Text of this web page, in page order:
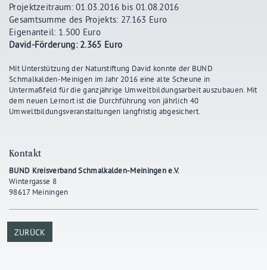
Projektzeitraum: 01.03.2016 bis 01.08.2016
Gesamtsumme des Projekts: 27.163 Euro
Eigenanteil: 1.500 Euro
David-Förderung: 2.365 Euro
Mit Unterstützung der Naturstiftung David konnte der BUND
Schmalkalden-Meinigen im Jahr 2016 eine alte Scheune in
Untermaßfeld für die ganzjährige Umweltbildungsarbeit auszubauen. Mit
dem neuen Lernort ist die Durchführung von jährlich 40
Umweltbildungsveranstaltungen langfristig abgesichert.
Kontakt
BUND Kreisverband Schmalkalden-Meiningen e.V.
Wintergasse 8
98617 Meiningen
ZURÜCK